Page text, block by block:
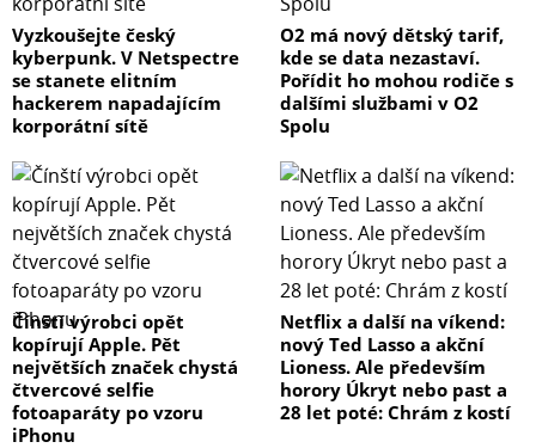
Vyzkoušejte český
kyberpunk. V Netspectre
se stanete elitním
hackerem napadajícím
korporátní sítě
O2 má nový dětský tarif,
kde se data nezastaví.
Pořídit ho mohou rodiče s
dalšími službami v O2
Spolu
Čínští výrobci opět
kopírují Apple. Pět
největších značek chystá
čtvercové selfie
fotoaparáty po vzoru
iPhonu
Netflix a další na víkend:
nový Ted Lasso a akční
Lioness. Ale především
horory Úkryt nebo past a
28 let poté: Chrám z kostí